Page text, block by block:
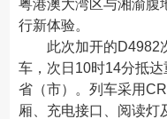
粤港澳大湾区与湘渝腹
行新体验。
此次加开的D4982
车，次日10时14分抵
省（市）。列车采用
厢、充电接口、阅读灯